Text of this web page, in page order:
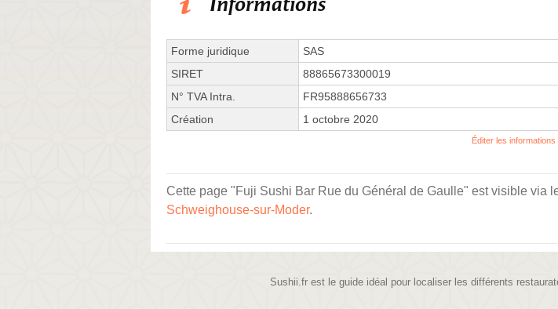
Forme juridique
SAS
SIRET
88865673300019
N° TVA Intra.
FR95888656733
Création
1 octobre 2020
Éditer les
Cette page "Fuji Sushi Bar Rue du Général de Gaulle" est visible via
Schweighouse-sur-Moder.
Sushii.fr est le guide idéal pour localiser les différents